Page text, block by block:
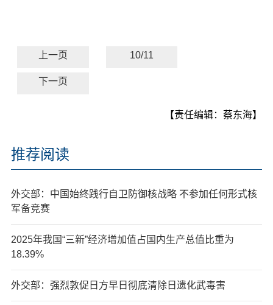
上一页 10/11
下一页
【责任编辑：蔡东海】
推荐阅读
外交部：中国始终践行自卫防御核战略 不参加任何形式核
军备竞赛
2025年我国“三新”经济增加值占国内生产总值比重为
18.39%
外交部：强烈敦促日方早日彻底清除日遗化武毒害